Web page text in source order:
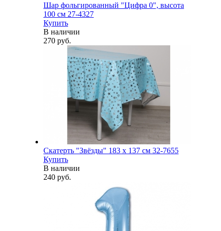
Шар фольгированный "Цифра 0", высота
100 см 27-4327
Купить
В наличии
270 руб.
Скатерть "Звёзды" 183 х 137 см 32-7655
Купить
В наличии
240 руб.